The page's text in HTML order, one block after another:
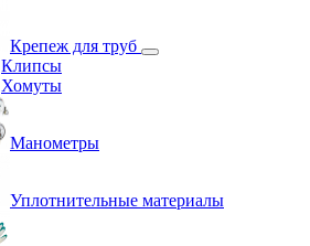
Крепеж для труб
Клипсы
Хомуты
Манометры
Уплотнительные материалы